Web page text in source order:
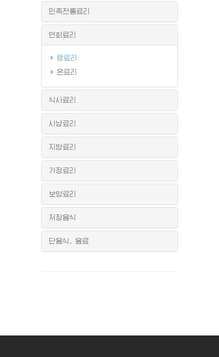
민족전통료리
연회료리
랭료리
온료리
식사료리
사냥료리
지방료리
가정료리
보양료리
저장음식
단음식, 음료